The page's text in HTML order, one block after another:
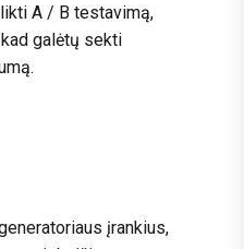
A / B testavimą,
kad galėtų sekti
įrankius,